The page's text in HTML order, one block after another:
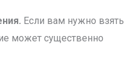
Если вам нужно взять
может существенно